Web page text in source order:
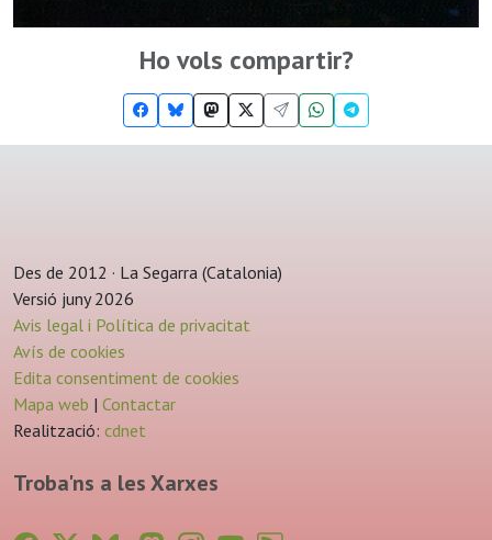
Ho vols compartir?
Des de 2012 · La Segarra (Catalonia)
Versió juny 2026
Avis legal i Política de privacitat
Avís de cookies
Edita consentiment de cookies
Mapa web | Contactar
Realització: cdnet
Troba'ns a les Xarxes